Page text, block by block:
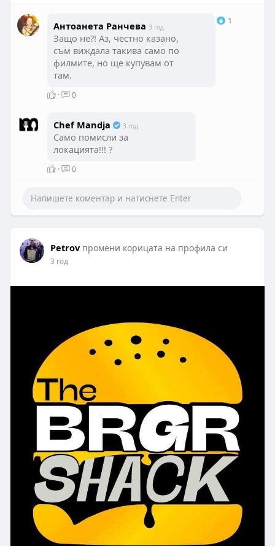
Антоанета Ранчева 3 год
Защо не?! Аз, честно казано,
съм виждала такива само по
филмите, но ще купувам от
там.
1
· 0
Chef Mandja 3 год
Само помисли за
локацията!!! ?
· 0
Petrov промени корицата на профила си
3 год